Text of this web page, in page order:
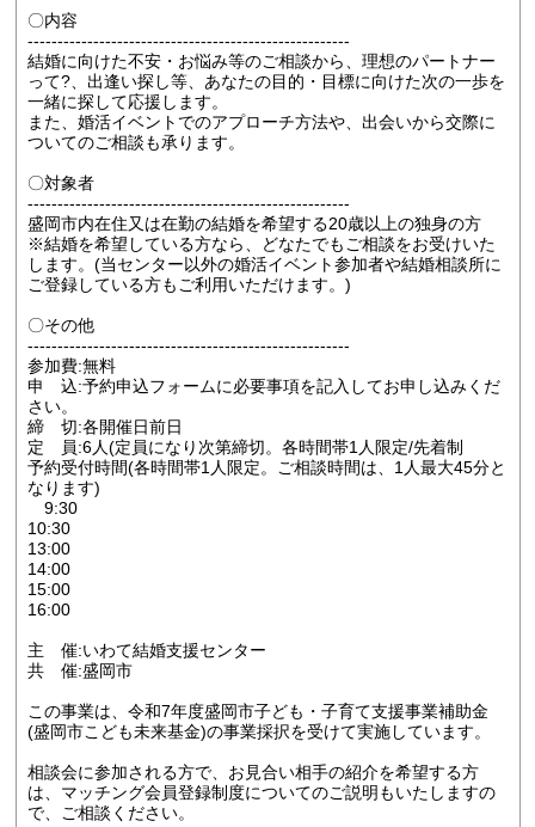
〇内容
------------------------------------------------------
結婚に向けた不安・お悩み等のご相談から、理想のパートナー
って?、出逢い探し等、あなたの目的・目標に向けた次の一歩を
一緒に探して応援します。
また、婚活イベントでのアプローチ方法や、出会いから交際に
ついてのご相談も承ります。
〇対象者
------------------------------------------------------
盛岡市内在住又は在勤の結婚を希望する20歳以上の独身の方
※結婚を希望している方なら、どなたでもご相談をお受けいた
します。(当センター以外の婚活イベント参加者や結婚相談所に
ご登録している方もご利用いただけます。)
〇その他
------------------------------------------------------
参加費:無料
申 込:予約申込フォームに必要事項を記入してお申し込みくだ
さい。
締 切:各開催日前日
定 員:6人(定員になり次第締切。各時間帯1人限定/先着制
予約受付時間(各時間帯1人限定。ご相談時間は、1人最大45分と
なります)
9:30
10:30
13:00
14:00
15:00
16:00
主 催:いわて結婚支援センター
共 催:盛岡市
この事業は、令和7年度盛岡市子ども・子育て支援事業補助金
(盛岡市こども未来基金)の事業採択を受けて実施しています。
相談会に参加される方で、お見合い相手の紹介を希望する方
は、マッチング会員登録制度についてのご説明もいたしますの
で、ご相談ください。